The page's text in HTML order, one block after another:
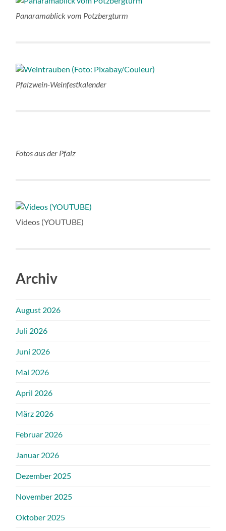
Panaramablick vom Potzbergturm
Pfalzwein-Weinfestkalender
Fotos aus der Pfalz
Videos (YOUTUBE)
Archiv
August 2026
Juli 2026
Juni 2026
Mai 2026
April 2026
März 2026
Februar 2026
Januar 2026
Dezember 2025
November 2025
Oktober 2025